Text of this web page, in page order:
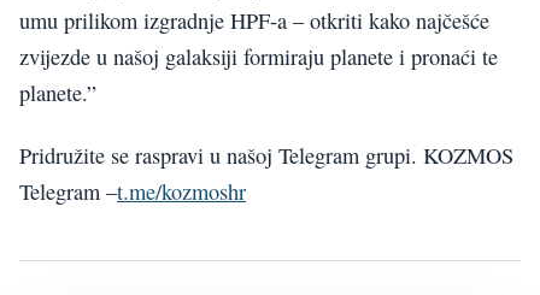
umu prilikom izgradnje HPF-a – otkriti kako najčešće
zvijezde u našoj galaksiji formiraju planete i pronaći te
planete.”
Pridružite se raspravi u našoj Telegram grupi. KOZMOS
Telegram –t.me/kozmoshr